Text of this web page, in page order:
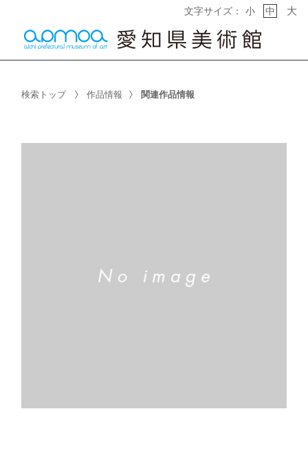
文字サイズ： 小 中 大
検索トップ 作品情報 関連作品情報